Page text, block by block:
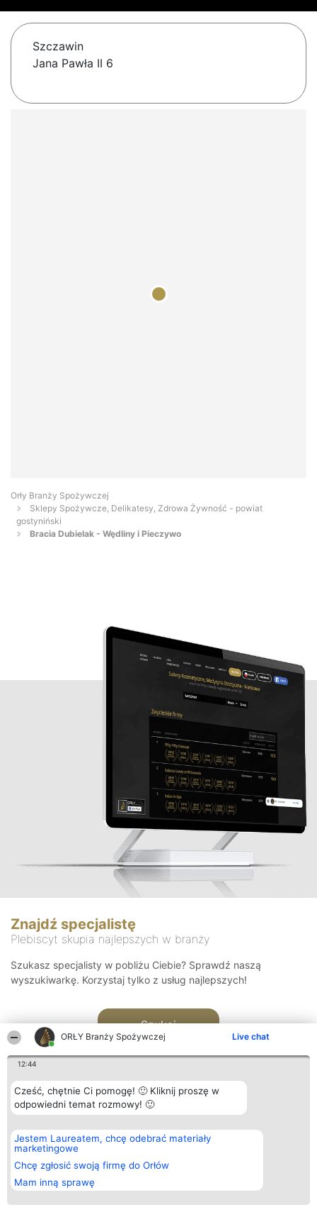
ORŁY Branży Spożywczej Live chat
12:44
Cześć, chętnie Ci pomogę! 🙂 Kliknij proszę w
odpowiedni temat rozmowy! 🙂
Jestem Laureatem, chcę odebrać materiały
marketingowe
Chcę zgłosić swoją firmę do Orłów
Mam inną sprawę
Szczawin
Jana Pawła II 6
Orły Branży Spożywczej
Sklepy Spożywcze, Delikatesy, Zdrowa Żywność - powiat
gostyniński
Bracia Dubielak - Wędliny i Pieczywo
Znajdź specjalistę
Plebiscyt skupia najlepszych w branży
Szukasz specjalisty w pobliżu Ciebie? Sprawdź naszą
wyszukiwarkę. Korzystaj tylko z usług najlepszych!
Szukaj
Organizator plebiscytu
Bright Side Solutions sp. z o.
o. sp. k.
ul. Ruska 22
Wrocław 50-079
KRS 0000749100 | Regon
381313360 | NIP 8943132676
Plebiscyt
Laureaci
wszystkich
Laureatów
Regulamin
Kontakt
Kontakt